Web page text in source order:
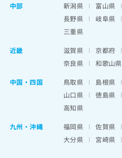
中部
新潟県 富山県
長野県
岐阜県
三重県
近畿
滋賀県 京都府
奈良県
和歌山県
中国・四国
鳥取県 島根県
山口県
徳島県
高知県
九州・沖縄
福岡県 佐賀県
大分県
宮崎県